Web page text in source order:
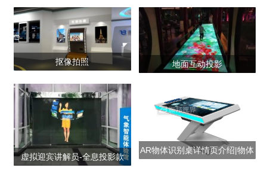
抠像拍照 地面互动投影
虚拟迎宾讲解员-全息投影款
AR物体识别桌详情页介绍|物体